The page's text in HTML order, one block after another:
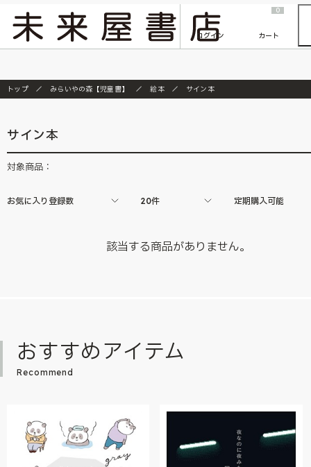
『ONE PIECE magazine 021 ONE PIECEカード付き同梱版』発売延期のご案内
ログイン
0
カート
トップ みらいやの森【児童書】 絵本 サイン本
サイン本
対象商品：
お気に入り登録数 20件 定期購入可能
該当する商品がありません。
おすすめアイテム
Recommend